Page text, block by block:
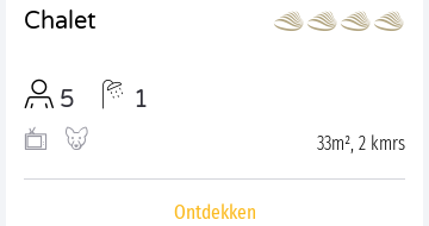
Chalet
5 1
33m², 2 kmrs
Ontdekken